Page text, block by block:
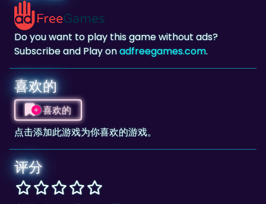
Do you want to play this game without ads?
Subscribe and Play on
喜欢的
喜欢的
点击添加此游戏为你喜欢的游戏。
评分
当前评分: 3.0 来自 178 票.